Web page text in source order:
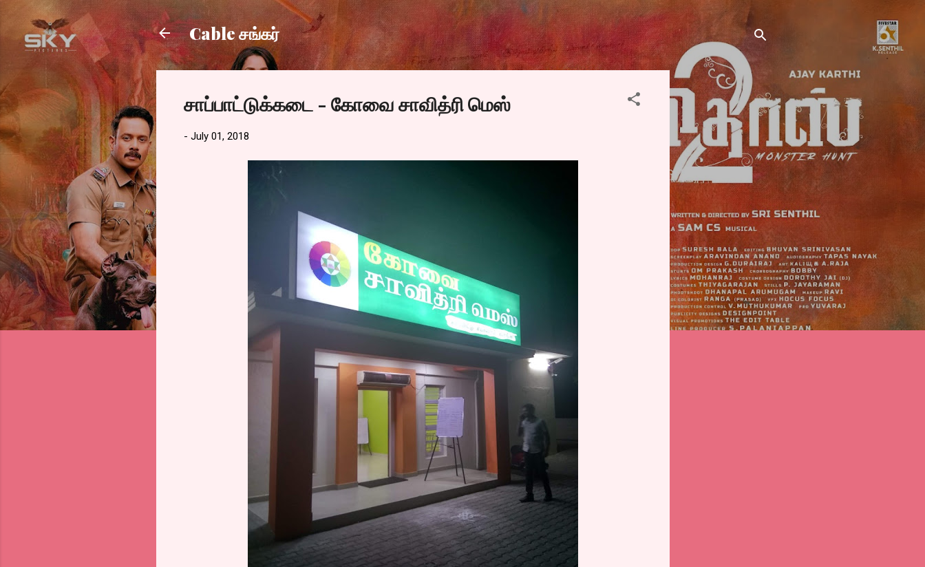
Skip to main content
Cable சங்கர்
சாப்பாட்டுக்கடை - கோவை சாவித்ரி மெஸ்
- July 01, 2018